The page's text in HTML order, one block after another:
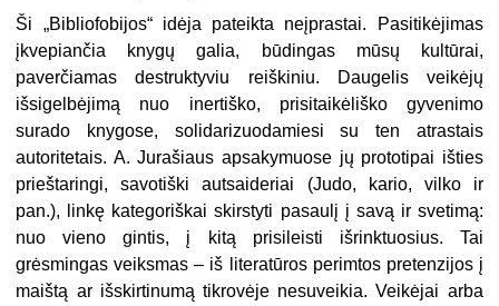
Ši „Bibliofobijos“ idėja pateikta neįprastai. Pasitikėjimas
įkvepiančia knygų galia, būdingas mūsų kultūrai,
paverčiamas destruktyviu reiškiniu. Daugelis veikėjų
išsigelbėjimą nuo inertiško, prisitaikėliško gyvenimo
surado knygose, solidarizuodamiesi su ten atrastais
autoritetais. A. Jurašiaus apsakymuose jų prototipai išties
prieštaringi, savotiški autsaideriai (Judo, kario, vilko ir
pan.), linkę kategoriškai skirstyti pasaulį į savą ir svetimą:
nuo vieno gintis, į kitą prisileisti išrinktuosius. Tai
grėsmingas veiksmas – iš literatūros perimtos pretenzijos į
maištą ar išskirtinumą tikrovėje nesuveikia. Veikėjai arba